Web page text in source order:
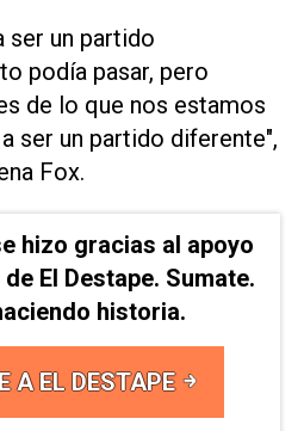
ser un partido
podía pasar, pero
⁠de lo que nos ⁠estamos
ser un partido diferente",
Fox.
hizo gracias al apoyo
El Destape. Sumate.
historia.
A EL DESTAPE